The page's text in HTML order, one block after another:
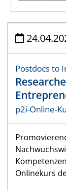
p2i-Online-
Postdocs to
p2i-Online-
Onlinekurs